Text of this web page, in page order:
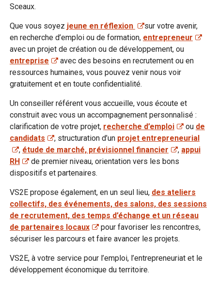
Sceaux.
Que vous soyez jeune en réflexion
sur votre avenir,
en recherche d’emploi ou de formation, entrepreneur
avec un projet de création ou de développement, ou
entreprise
avec des besoins en recrutement ou en
ressources humaines, vous pouvez venir nous voir
gratuitement et en toute confidentialité.
Un conseiller référent vous accueille, vous écoute et
construit avec vous un accompagnement personnalisé :
clarification de votre projet, recherche d’emploi ou de
candidats
, structuration d’un projet entrepreneurial
, étude de marché, prévisionnel financier , appui
RH
de premier niveau, orientation vers les bons
dispositifs et partenaires.
VS2E propose également, en un seul lieu, des ateliers
collectifs, des événements, des salons, des sessions
de recrutement, des temps d’échange et un réseau
de partenaires locaux
pour favoriser les rencontres,
sécuriser les parcours et faire avancer les projets.
VS2E, à votre service pour l’emploi, l’entrepreneuriat et le
développement économique du territoire.